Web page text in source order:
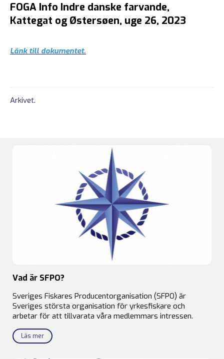
FOGA Info Indre danske farvande,
Kattegat og Østersøen, uge 26, 2023
Länk till dokumentet.
Arkivet.
Vad är SFPO?
Sveriges Fiskares Producentorganisation (SFPO) är
Sveriges största organisation för yrkesfiskare och
arbetar för att tillvarata våra medlemmars intressen.
Läs mer